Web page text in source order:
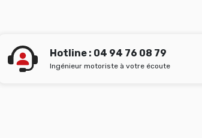
Hotline : 04 94 76 08 79
Ingénieur motoriste à votre écoute